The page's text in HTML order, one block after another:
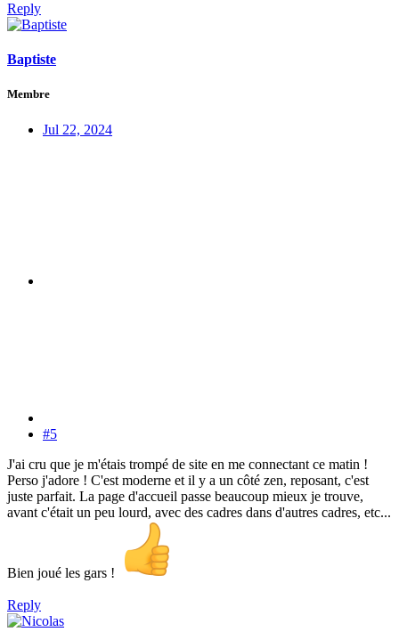
Reply
Baptiste
Membre
Jul 22, 2024
#5
J'ai cru que je m'étais trompé de site en me connectant ce matin !
Perso j'adore ! C'est moderne et il y a un côté zen, reposant, c'est
juste parfait. La page d'accueil passe beaucoup mieux je trouve,
avant c'était un peu lourd, avec des cadres dans d'autres cadres, etc...
Bien joué les gars !
Reply